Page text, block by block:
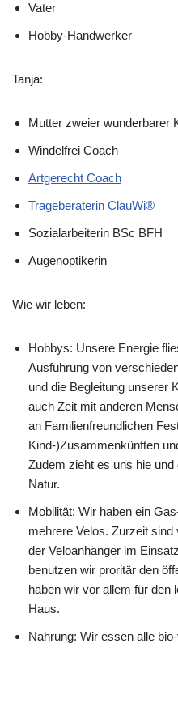
Vater
Hobby-Handwerker
Tanja:
Mutter zweier wunderbarer
Windelfrei Coach
Artgerecht Coach
Trageberaterin ClauWi®
Sozialarbeiterin BSc BFH
Augenoptikerin
Wie wir leben:
Hobbys: Unsere Energie
Ausführung von
und die Begleitung unserer
auch Zeit mit anderen
an Familienfreundlichen
Kind-)Zusammenkünften
Zudem zieht es uns hie
Natur.
Mobilität: Wir haben ein
mehrere Velos. Zurzeit
der Veloanhänger im
benutzen wir proritär den
haben wir vor allem für den
Haus.
Nahrung: Wir essen alle